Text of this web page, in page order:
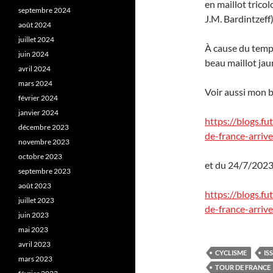
en maillot
J.M.
À cause du
beau maillot
Voir aussi mon
https://
de-france-
et du 24/7/
https://
de-france-
CYCLISME
TOUR DE FRANCE
septembre 2024
août 2024
juillet 2024
juin 2024
avril 2024
mars 2024
février 2024
janvier 2024
décembre 2023
novembre 2023
octobre 2023
septembre 2023
août 2023
juillet 2023
juin 2023
mai 2023
avril 2023
mars 2023